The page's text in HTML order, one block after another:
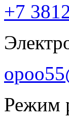
+7
Режим